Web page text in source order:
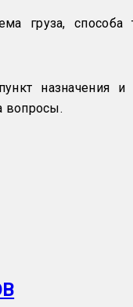
груза, способа
назначения
вопросы.